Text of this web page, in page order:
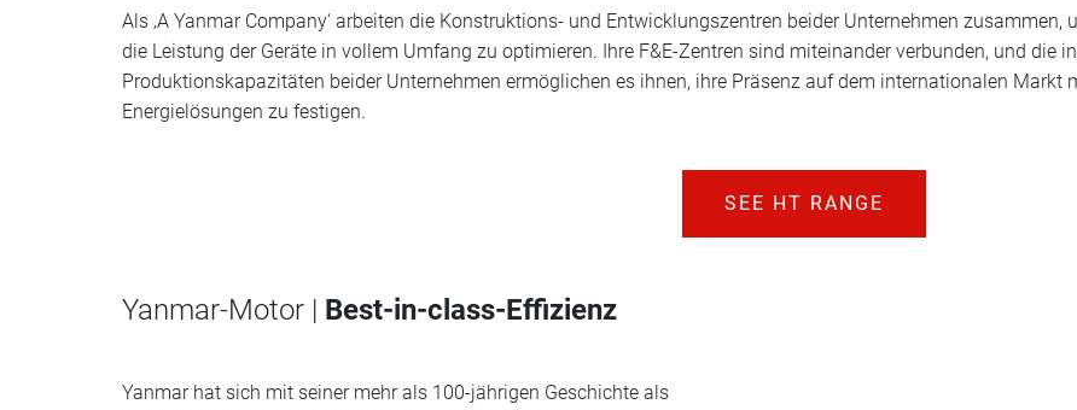
Als ‚A Yanmar Company‘ arbeiten die Konstruktions- und Entwicklungszentren beider Unternehmen
die Leistung der Geräte in vollem Umfang zu optimieren. Ihre F&E-Zentren sind miteinander verbunden, und die
Produktionskapazitäten beider Unternehmen ermöglichen es ihnen, ihre Präsenz auf dem internationalen
Energielösungen zu festigen.
SEE HT RANGE
Yanmar-Motor | Best-in-class-Effizienz
Yanmar hat sich mit seiner mehr als 100-jährigen Geschichte als